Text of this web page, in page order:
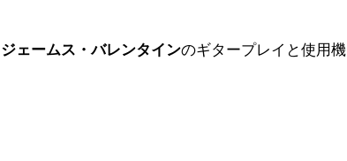
ジェームス・バレンタインのギタープレイと使用機